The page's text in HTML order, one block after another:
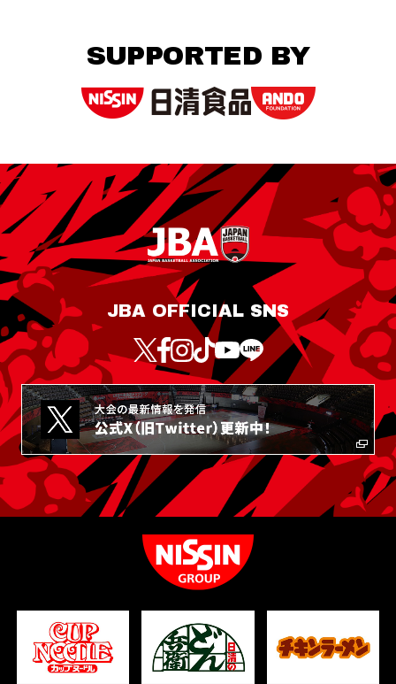
SUPPORTED BY
JBA OFFICIAL SNS